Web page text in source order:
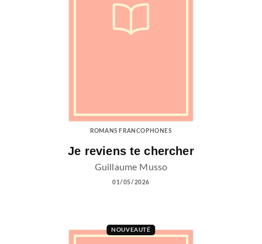
ROMANS FRANCOPHONES
Je reviens te chercher
Guillaume Musso
01/05/2026
NOUVEAUTÉ